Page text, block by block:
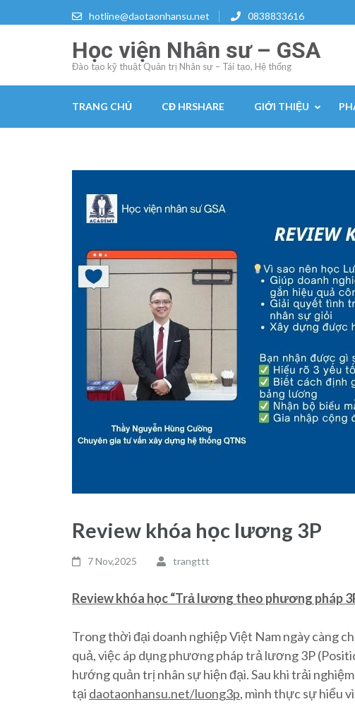
to
Enter)
hotline@daotaonhansu.net 0838833616
Học viện Nhân sư – GSA
Đào tạo kỹ thuật Quản trị Nhân sự – Tái tạo, Hệ thống
TRANG CHỦ CĐ HRSHARE GIỚI THIỆU
Review khóa học lương 3P
7 Nov,2025 trangttt
Review khóa học “Trả lương theo phương pháp
Trong thời đại doanh nghiệp Việt Nam ngày càng
quả, việc áp dụng phương pháp trả lương 3P
hướng quản trị nhân sự hiện đại. Sau khi trải
tại daotaonhansu.net/luong3p, mình thực sự hiểu